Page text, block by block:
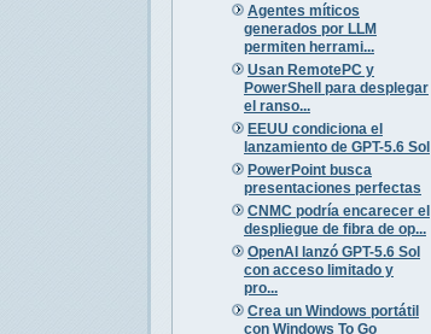
Agentes míticos
generados por LLM
permiten herrami...
Usan RemotePC y
PowerShell para desplegar
el ranso...
EEUU condiciona el
lanzamiento de GPT-5.6 Sol
PowerPoint busca
presentaciones perfectas
CNMC podría encarecer el
despliegue de fibra de op...
OpenAI lanzó GPT-5.6 Sol
con acceso limitado y
pro...
Crea un Windows portátil
con Windows To Go